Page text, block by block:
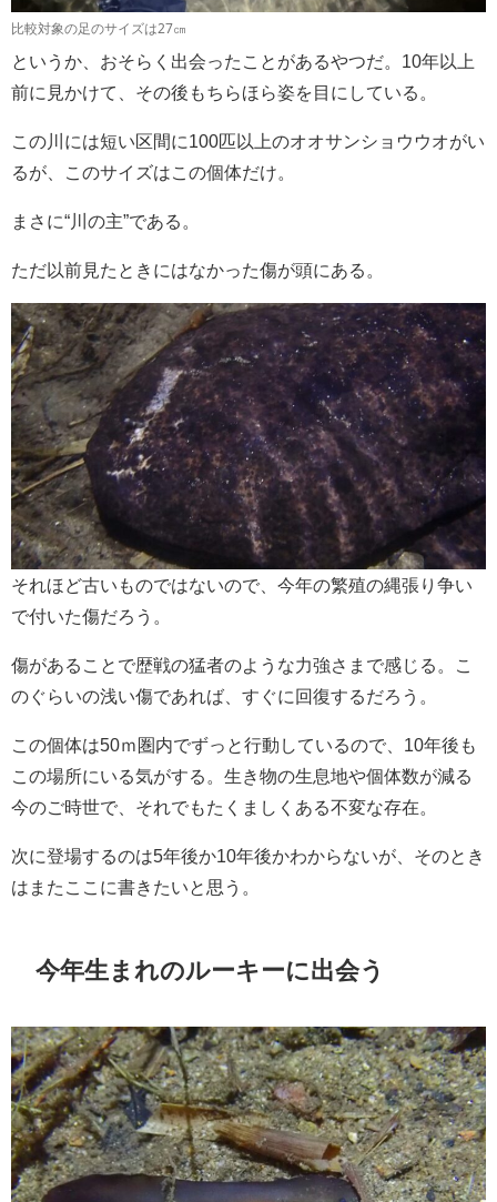
比較対象の足のサイズは27㎝
というか、おそらく出会ったことがあるやつだ。10年以上
前に見かけて、その後もちらほら姿を目にしている。
この川には短い区間に100匹以上のオオサンショウウオがい
るが、このサイズはこの個体だけ。
まさに“川の主”である。
ただ以前見たときにはなかった傷が頭にある。
それほど古いものではないので、今年の繁殖の縄張り争い
で付いた傷だろう。
傷があることで歴戦の猛者のような力強さまで感じる。こ
のぐらいの浅い傷であれば、すぐに回復するだろう。
この個体は50ｍ圏内でずっと行動しているので、10年後も
この場所にいる気がする。生き物の生息地や個体数が減る
今のご時世で、それでもたくましくある不変な存在。
次に登場するのは5年後か10年後かわからないが、そのとき
はまたここに書きたいと思う。
今年生まれのルーキーに出会う